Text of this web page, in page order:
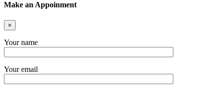
Make an Appoinment
×
Your name
Your email